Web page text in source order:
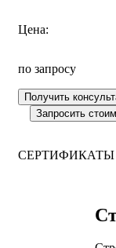
Цена:
по запросу
СЕРТИФИКАТЫ